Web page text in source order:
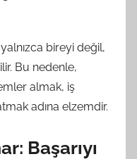
yalnızca bireyi değil,
Bu nedenle,
almak, iş
adına elzemdir.
Başarıyı